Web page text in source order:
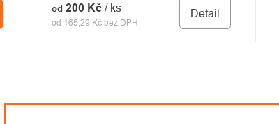
od 165,29 Kč bez DPH
od 200 Kč / ks Detail